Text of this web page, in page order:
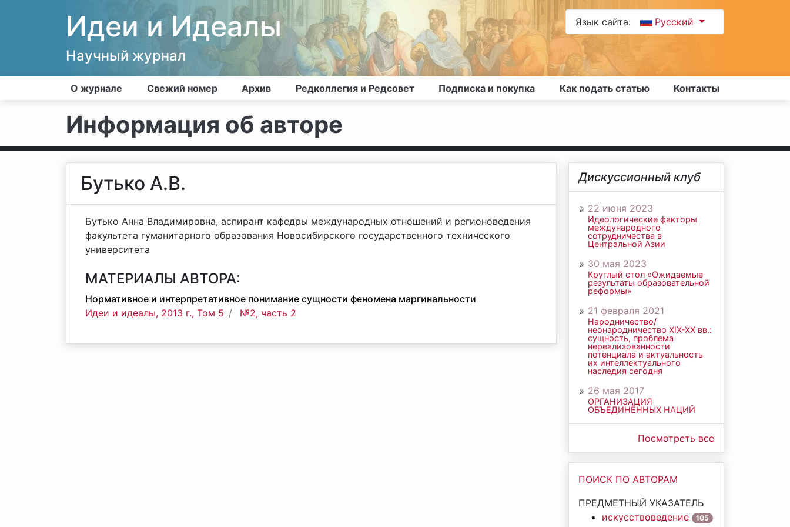
Идеи и Идеалы
Научный журнал
Язык сайта: Русский
О журнале Свежий номер Архив Редколлегия и Редсовет Подписка и покупка Как подать статью Контакты
Информация об авторе
Бутько А.В.
Бутько Анна Владимировна, аспирант кафедры международных отношений и регионоведения
факультета гуманитарного образования Новосибирского государственного технического
университета
МАТЕРИАЛЫ АВТОРА:
Нормативное и интерпретативное понимание сущности феномена маргинальности
Идеи и идеалы, 2013 г., Том 5
№2, часть 2
Дискуссионный клуб
22 июня 2023
Идеологические факторы
международного
сотрудничества в
Центральной Азии
30 мая 2023
Круглый стол «Ожидаемые
результаты образовательной
реформы»
21 февраля 2021
Народничество/
неонародничество ХIХ-ХХ вв.:
сущность, проблема
нереализованности
потенциала и актуальность
их интеллектуального
наследия сегодня
26 мая 2017
ОРГАНИЗАЦИЯ
ОБЪЕДИНЁННЫХ НАЦИЙ
Посмотреть все
ПОИСК ПО АВТОРАМ
ПРЕДМЕТНЫЙ УКАЗАТЕЛЬ
искусствоведение
105